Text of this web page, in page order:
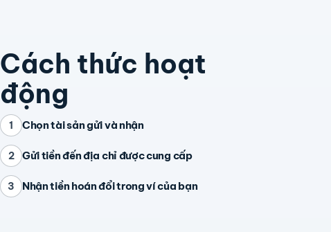
Cách thức hoạt
động
1 Chọn tài sản gửi và nhận
2 Gửi tiền đến địa chỉ được cung cấp
3 Nhận tiền hoán đổi trong ví của bạn